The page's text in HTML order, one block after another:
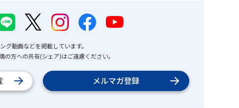
グ動画などを掲載しています。
方への共有(シェア)はご遠慮ください。
メルマガ登録